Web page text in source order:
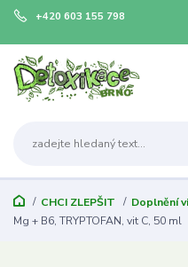
+420 603 155 798
CHCI ZLEPŠIT Doplnění
Mg + B6, TRYPTOFAN, vit C, 50 ml